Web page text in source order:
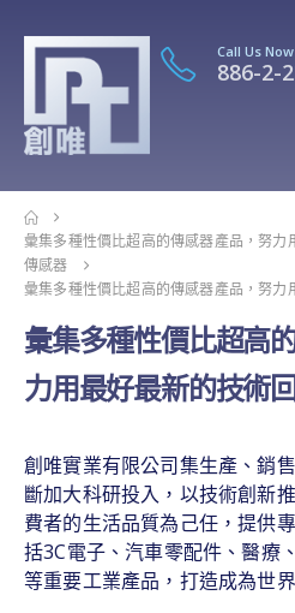
Call Us Now
886-2-
彙集多種性價比超高的傳感器產品，努力
傳感器
彙集多種性價比超高的傳感器產品，努力
彙集多種性價比超高
力用最好最新的技術
創唯實業有限公司集生產、銷
斷加大科研投入，以技術創新
費者的生活品質為己任，提供
括3C電子、汽車零配件、醫療
等重要工業產品，打造成為世